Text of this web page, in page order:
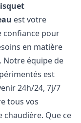
est votre
confiance pour
en matière
Notre équipe de
est
24h/24, 7j/7
tous vos
chaudière. Que ce